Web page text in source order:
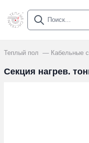
Теплый пол Кабельные
Секция нагрев.